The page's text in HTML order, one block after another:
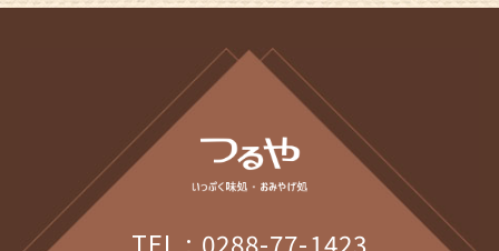
2025年10月(1)
2025年9月(1)
2025年8月
(1)
2025年7月(1)
TEL : 0288-77-1423